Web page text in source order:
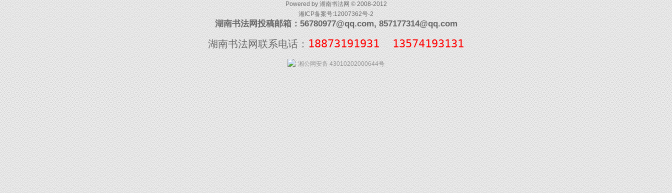
Powered by 湖南书法网 © 2008-2012
湘ICP备案号:12007362号-2
湖南书法网投稿邮箱：56780977@qq.com, 857177314@qq.com
湖南书法网联系电话： 18873191931  13574193131
湘公网安备 43010202000644号